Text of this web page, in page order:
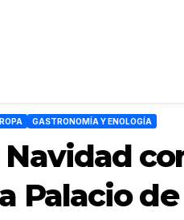
GASTRONOMÍA Y ENOLOGÍA
Navidad
Palacio